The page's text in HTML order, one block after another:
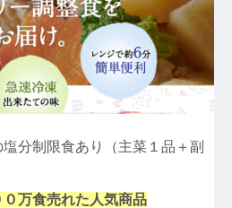
分制限食あり（主菜１品＋副
万食売れた人気商品